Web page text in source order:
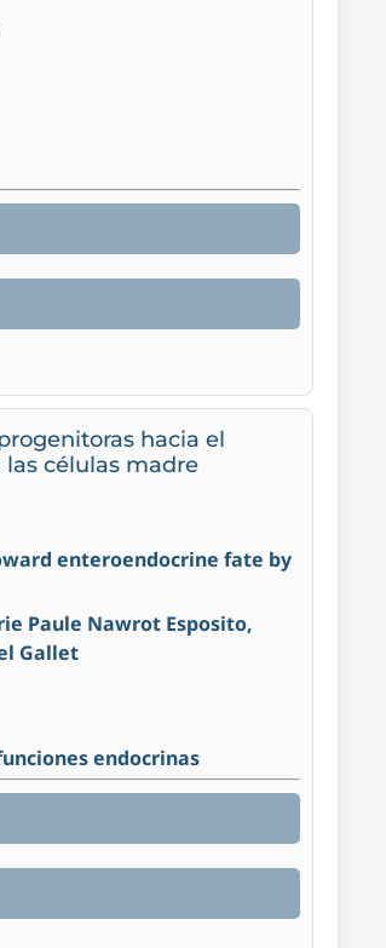
hacia el
células madre
enteroendocrine fate by
Paule Nawrot Esposito,
Gallet
endocrinas